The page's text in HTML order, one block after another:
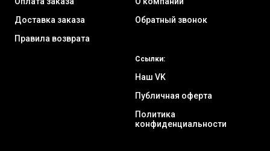
Доставка заказа
Правила возврата
Обратный звонок
Ссылки:
Наш VK
Публичная оферта
Политика
конфиденциальности